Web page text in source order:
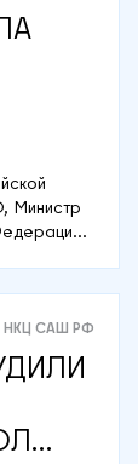
Министр
НКЦ САШ РФ